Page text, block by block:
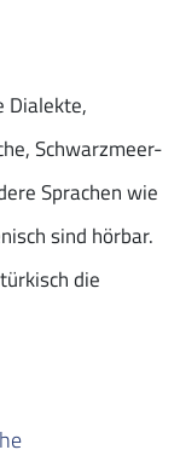
Dialekte,
Schwarzmeer-
Sprachen wie
sind hörbar.
die